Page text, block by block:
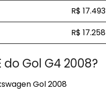
R$ 17.493
R$ 17.258
do Gol G4 2008?
Gol 2008